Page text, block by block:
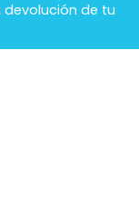
devolución de tu